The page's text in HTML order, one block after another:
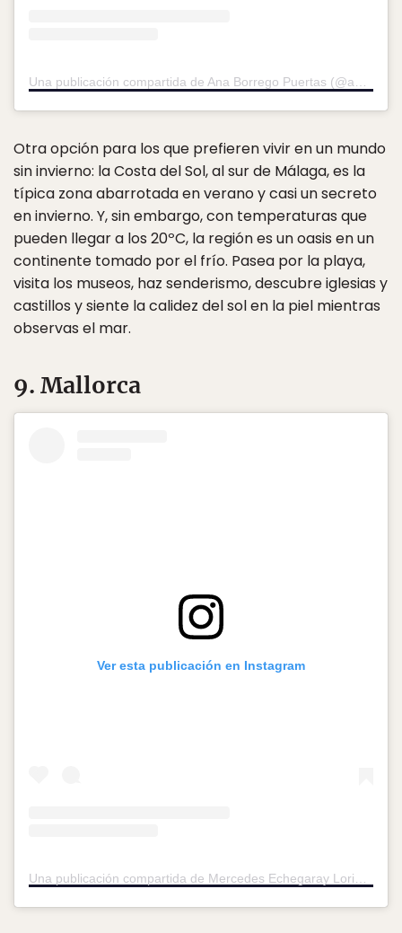
Una publicación compartida de Ana Borrego Puertas (@anaduinne)
Otra opción para los que prefieren vivir en un mundo
sin invierno: la Costa del Sol, al sur de Málaga, es la
típica zona abarrotada en verano y casi un secreto
en invierno. Y, sin embargo, con temperaturas que
pueden llegar a los 20ºC, la región es un oasis en un
continente tomado por el frío. Pasea por la playa,
visita los museos, haz senderismo, descubre iglesias y
castillos y siente la calidez del sol en la piel mientras
observas el mar.
9. Mallorca
Ver esta publicación en Instagram